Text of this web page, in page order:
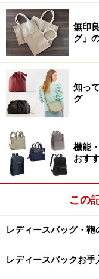
無印
グ」
知っ
グ
機能
おす
この
レディースバッグ・
レディースバックお